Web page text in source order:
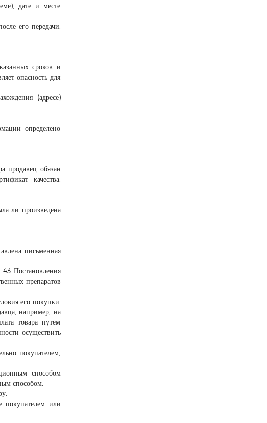
дате и месте
его передачи,
сроков и
опасность для
(адресе)
определено
продавец обязан
качества,
ли произведена
письменная
Постановления
препаратов
его покупки.
например, на
товара путем
осуществить
покупателем,
способом
способом.
покупателем или